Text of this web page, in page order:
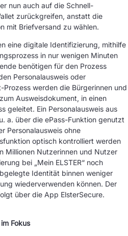
nun auch auf die Schnell-
zurückgreifen, anstatt die
mit Briefversand zu wählen.
eine digitale Identifizierung, mithilfe
in nur wenigen Minuten
benötigen für den Prozess
Personalausweis oder
werden die Bürgerinnen und
Ausweisdokument, in einen
geleitet. Ein Personalausweis aus
a. über die ePass-Funktion genutzt
Personalausweis ohne
optisch kontrolliert werden
Millionen Nutzerinnen und Nutzer
bei „Mein ELSTER“ noch
Identität binnen weniger
wiederverwenden können. Der
über die App ElsterSecure.
Fokus